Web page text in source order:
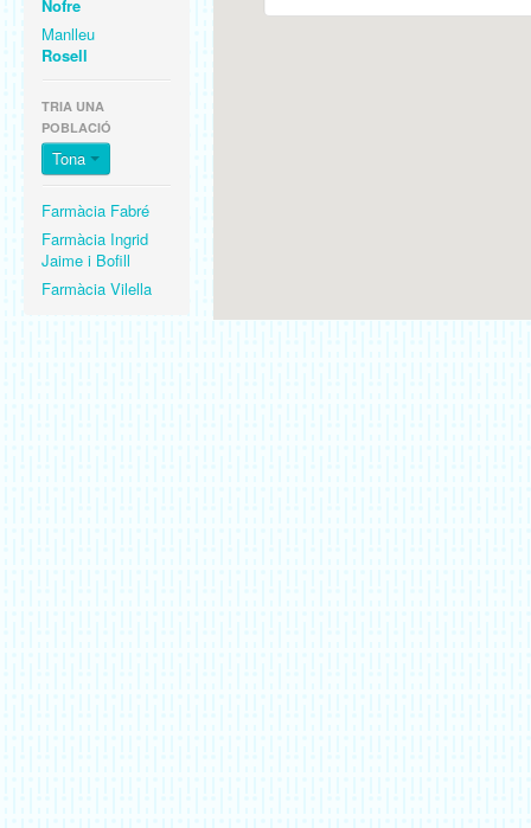
Nofre
Manlleu
Rosell
TRIA UNA
POBLACIÓ
Tona
Farmàcia Fabré
Farmàcia Ingrid
Jaime i Bofill
Farmàcia Vilella